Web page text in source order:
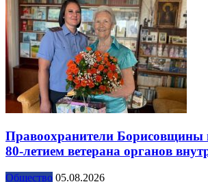
Правоохранители Борисовщины
80-летием ветерана органов
Общество 05.08.2026